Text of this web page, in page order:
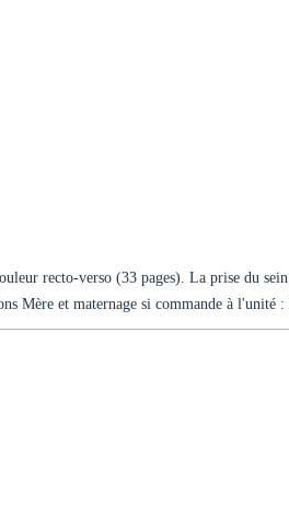
recto-verso (33 pages). La prise du
Mère et maternage si commande à